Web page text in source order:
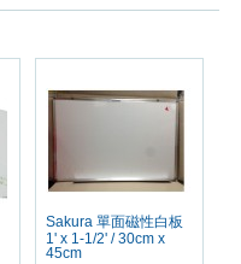
Sakura 單面磁性白板
1' x 1-1/2' / 30cm x
45cm